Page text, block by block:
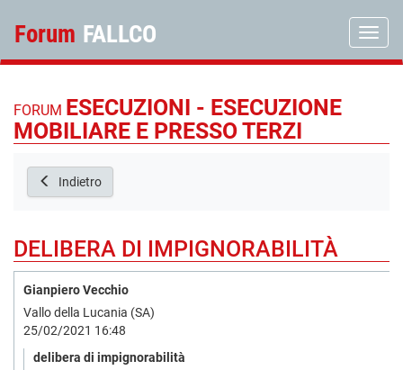
Forum FALLCO
FORUM ESECUZIONI - ESECUZIONE
MOBILIARE E PRESSO TERZI
Indietro
DELIBERA DI IMPIGNORABILITÀ
Gianpiero Vecchio
Vallo della Lucania (SA)
25/02/2021 16:48
delibera di impignorabilità